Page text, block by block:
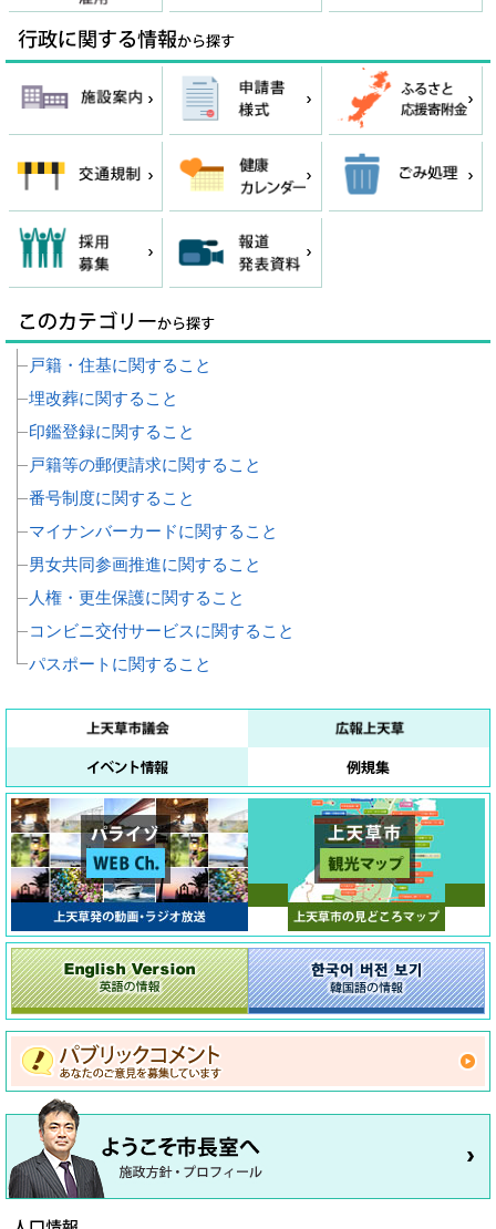
戸籍・住基に関すること
埋改葬に関すること
印鑑登録に関すること
戸籍等の郵便請求に関すること
番号制度に関すること
マイナンバーカードに関すること
男女共同参画推進に関すること
人権・更生保護に関すること
コンビニ交付サービスに関すること
パスポートに関すること